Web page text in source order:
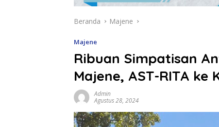
Beranda Majene
Majene
Ribuan Simpatisan
Majene, AST-RITA ke
Admin
Agustus 28, 2024